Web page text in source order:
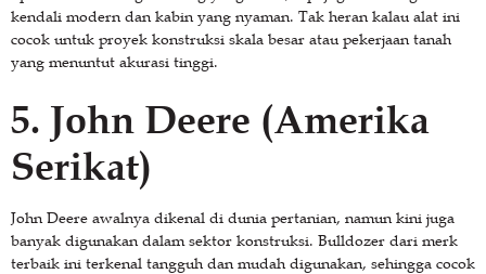
kendali modern dan kabin yang nyaman. Tak heran kalau alat ini
cocok untuk proyek konstruksi skala besar atau pekerjaan tanah
yang menuntut akurasi tinggi.
5. John Deere (Amerika
Serikat)
John Deere awalnya dikenal di dunia pertanian, namun kini juga
banyak digunakan dalam sektor konstruksi. Bulldozer dari merk
terbaik ini terkenal tangguh dan mudah digunakan, sehingga cocok